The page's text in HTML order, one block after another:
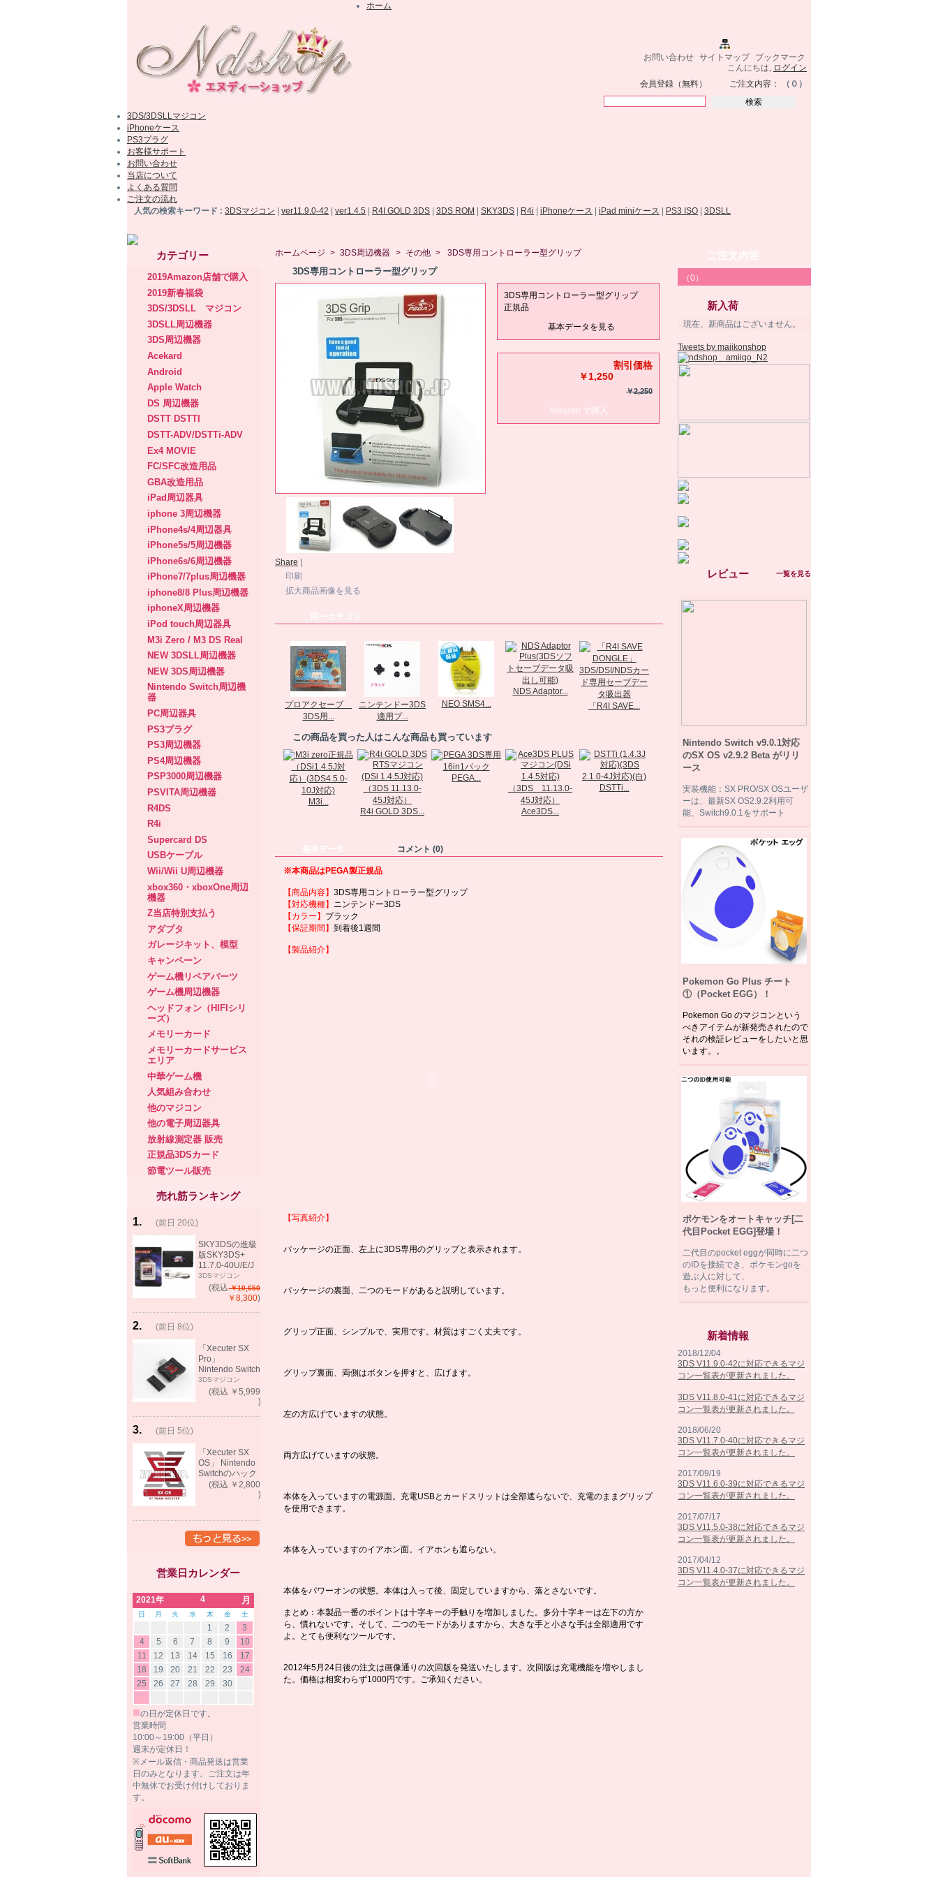
お問い合わせ サイトマップ
ブックマーク
こんにちは,
ログイン
ご注文内容： （０）
会員登録（無料）
ホーム
3DS/3DSLLマジコン
iPhoneケース
PS3プラグ
お客様サポート
お問い合わせ
当店について
よくある質問
ご注文の流れ
人気の検索キーワード : 3DSマジコン ver11.9.0-42 ver1.4.5 R4I GOLD 3DS 3DS ROM SKY3DS R4i iPhoneケース iPad miniケース PS3 ISO 3DSLL
カテゴリー
2019Amazon店舗で購入
2019新春福袋
3DS/3DSLL マジコン
3DSLL周辺機器
3DS周辺機器
Acekard
Android
Apple Watch
DS 周辺機器
DSTT DSTTI
DSTT-ADV/DSTTi-ADV
Ex4 MOVIE
FC/SFC改造用品
GBA改造用品
iPad周辺器具
iphone 3周辺機器
iPhone4s/4周辺器具
iPhone5s/5周辺機器
iPhone6s/6周辺機器
iPhone7/7plus周辺機器
iphone8/8 Plus周辺機器
iphoneX周辺機器
iPod touch周辺器具
M3i Zero / M3 DS Real
NEW 3DSLL周辺機器
NEW 3DS周辺機器
Nintendo Switch周辺機
器
PC周辺器具
PS3プラグ
PS3周辺機器
PS4周辺機器
PSP3000周辺機器
PSVITA周辺機器
R4DS
R4i
Supercard DS
USBケーブル
Wii/Wii U周辺機器
xbox360・xboxOne周辺
機器
Z当店特別支払う
アダプタ
ガレージキット、模型
キャンペーン
ゲーム機リペアパーツ
ゲーム機周辺機器
ヘッドフォン（HIFIシリ
ーズ）
メモリーカード
メモリーカードサービス
エリア
中華ゲーム機
人気組み合わせ
他のマジコン
他の電子周辺器具
放射線測定器 販売
正規品3DSカード
節電ツール販売
売れ筋ランキング
1.
rank
(前日 20位)
SKY3DSの進級
版SKY3DS+
11.7.0-40U/E/J
で起動可能
(MHX、FEifサポ
3DSマジコン
(税込￥10,650
￥8,300)
2.
rank
(前日 8位)
「Xecuter SX
Pro」
Nintendo Switch
バックアップゲ
ーム起動可能
3DSマジコン
(税込 ￥5,999
)
3.
rank
up!
(前日 5位)
「Xecuter SX
OS」 Nintendo
Switchのハック
ツール バック
(税込 ￥2,800
)
営業日カレンダー
2021年 4 月
日 月 火 水 木 金 土
1 2
3
4
5 6 7 8 9
10
11
12 13 14 15 16
17
18
19 20 21 22 23
24
25
26 27 28 29 30
■の日が定休日です。
営業時間
10:00～19:00（平日）
週末が定休日！
※メール返信・商品発送は営業
日のみとなります。ご注文は年
中無休でお受け付けしておりま
す。
ホームページ > 3DS周辺機器 > その他 > 3DS専用コントローラー型グリップ
3DS専用コントローラー型グリップ
Share
印刷
拡大商品画像を見る
3DS専用コントローラー型グリップ
正規品
基本データを見る
割引価格
￥1,250
￥2,250
Amazon で購入
プロアクセーブ
3DS用...
ニンテンドー3DS
適用プ...
NEO SMS4...
NDS Adaptor...
「R4I SAVE...
この商品を買った人はこんな商品も買っています
M3i...
R4i GOLD 3DS...
PEGA...
Ace3DS...
DSTTi...
3DS専用液晶保護
R4i gold...
コメント (0)
※本商品はPEGA製正規品
【商品内容】 3DS専用コントローラー型グリップ
【対応機種】
ニンテンドー3DS
【カラー】 ブラック
【保証期間】 到着後1週間
【製品紹介】
【写真紹介】
パッケージの正面、左上に3DS専用のグリップと表示されます。
パッケージの裏面、二つのモードがあると説明しています。
グリップ正面、シンプルで、実用です。材質はすごく丈夫です。
グリップ裏面、両側はボタンを押すと、広げます。
左の方広げていますの状態。
両方広げていますの状態。
本体を入っていますの電源面。充電USBとカードスリットは全部遮らないで、充電のままグリップ
を使用できます。
本体を入っていますのイアホン面。イアホンも遮らない。
本体をパワーオンの状態。本体は入って後、固定していますから、落とさないです。
まとめ：本製品一番のポイントは十字キーの手触りを増加しました。多分十字キーは左下の方か
ら、慣れないです。そして、二つのモードがありますから、大きな手と小さな手は全部適用です
よ。とても便利なツールです。
2012年5月24日後の注文は画像通りの次回版を発送いたします。次回版は充電機能を増やしまし
た。価格は相変わらず1000円です。ご承知ください。
（0）
新入荷
現在、新商品はございません。
Tweets by majikonshop
レビュー 一覧を見る
Nintendo Switch v9.0.1対応
のSX OS v2.9.2 Beta がリリ
ース
実装機能：SX PRO/SX OSユーザ
ーは、最新SX OS2.9.2利用可
能、Switch9.0.1をサポート
Pokemon Go Plus チート
①（Pocket EGG）！
Pokemon Go のマジコンという
べきアイテムが新発売されたので
それの検証レビューをしたいと思
います。。
ポケモンをオートキャッチ[二
代目Pocket EGG]登場！
二代目のpocket eggが同時に二つ
のIDを接続でき、ポケモンgoを
遊ぶ人に対して、
もっと便利になります。
新着情報
2018/12/04
3DS V11.9.0-42に対応できるマジ
コン一覧表が更新されました。
3DS V11.8.0-41に対応できるマジ
コン一覧表が更新されました。
2018/06/20
3DS V11.7.0-40に対応できるマジ
コン一覧表が更新されました。
2017/09/19
3DS V11.6.0-39に対応できるマジ
コン一覧表が更新されました。
2017/07/17
3DS V11.5.0-38に対応できるマジ
コン一覧表が更新されました。
2017/04/12
3DS V11.4.0-37に対応できるマジ
コン一覧表が更新されました。